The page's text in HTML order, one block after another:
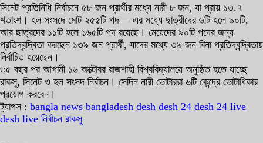
সিনেট প্রতিনিধি নির্বাচনে ৫৮ জন প্রার্থীর মধ্যে নারী ৮ জন, যা প্রায় ১৩.৭
শতাংশ। হল সংসদে মোট ২৫৫টি পদ— এর মধ্যে ছাত্রীদের ৬টি হলে ৯০টি,
আর ছাত্রদের ১১টি হলে ১৬৫টি পদ রয়েছে। মেয়েদের ৯০টি পদের জন্য
প্রতিদ্বন্দ্বিতা করছেন ১৩৯ জন প্রার্থী, যাদের মধ্যে ৩৯ জন বিনা প্রতিদ্বন্দ্বিতায়
নির্বাচিত হয়েছেন।
৩৫ বছর পর আগামী ১৬ অক্টোবর রাজশাহী বিশ্ববিদ্যালয়ে অনুষ্ঠিত হতে যাচ্ছে
রাকসু, সিনেট ও হল সংসদ নির্বাচন। সেদিন নারী ভোটাররা ৬টি কেন্দ্রে ভোটাধিকার
প্রয়োগ করবেন।
ট্যাগস : bangla news bangladesh desh desh 24 desh 24 live
desh live নির্বাচন রাকসু